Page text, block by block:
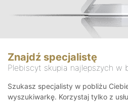
Znajdź specjalistę
Plebiscyt skupia najlepszych w
Szukasz specjalisty w pobliżu
wyszukiwarkę. Korzystaj tylko z